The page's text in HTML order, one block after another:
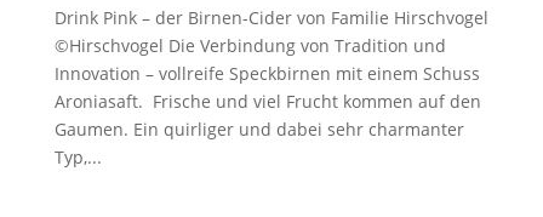
Drink Pink – der Birnen-Cider von Familie Hirschvogel
©Hirschvogel Die Verbindung von Tradition und
Innovation – vollreife Speckbirnen mit einem Schuss
Aroniasaft. Frische und viel Frucht kommen auf den
Gaumen. Ein quirliger und dabei sehr charmanter
Typ,...